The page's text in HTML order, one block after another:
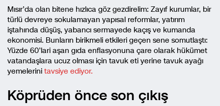
Mısır’da olan bitene hızlıca göz gezdirelim: Zayıf kurumlar, bir
türlü devreye sokulamayan yapısal reformlar, yatırım
iştahında düşüş, yabancı sermayede kaçış ve kumanda
ekonomisi. Bunların birikmeli etkileri geçen sene somutlaştı:
Yüzde 60’lari aşan gıda enflasyonuna çare olarak hükümet
vatandaşlara ucuz olması için tavuk eti yerine tavuk ayağı
yemelerini tavsiye ediyor.
Köprüden önce son çıkış